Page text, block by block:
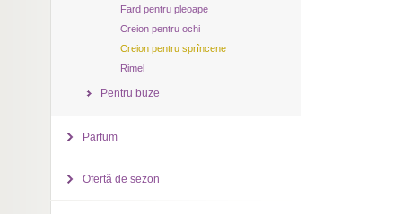
Fard pentru pleoape
Creion pentru ochi
Creion pentru sprîncene
Rimel
Pentru buze
Parfum
Ofertă de sezon